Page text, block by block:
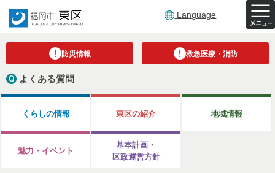
Language
防災情報 救急医療・消防
よくある質問
くらしの情報 東区の紹介 地域情報
魅力・イベント
基本計画・
区政運営方針